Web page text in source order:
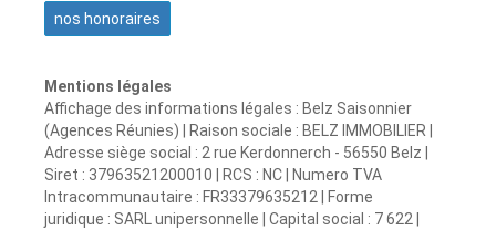
nos honoraires
Mentions légales
Affichage des informations légales : Belz Saisonnier
(Agences Réunies) | Raison sociale : BELZ IMMOBILIER |
Adresse siège social : 2 rue Kerdonnerch - 56550 Belz |
Siret : 37963521200010 | RCS : NC | Numero TVA
Intracommunautaire : FR33379635212 | Forme
juridique : SARL unipersonnelle | Capital social : 7 622 |